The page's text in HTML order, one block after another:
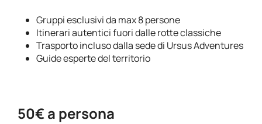
Gruppi esclusivi da max 8 persone
Itinerari autentici fuori dalle rotte classiche
Trasporto incluso dalla sede di Ursus Adventures
Guide esperte del territorio
50€ a persona